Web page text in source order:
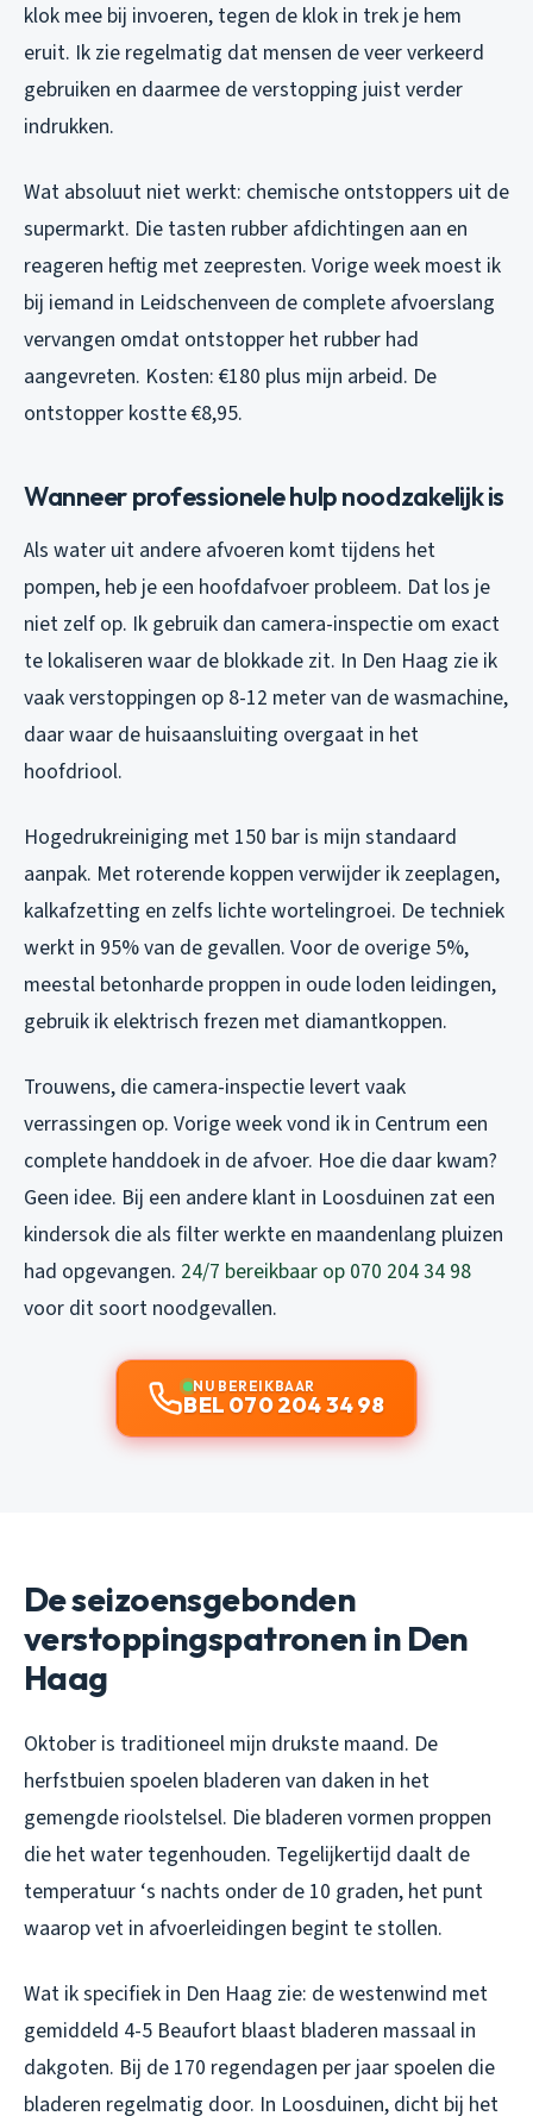
klok mee bij invoeren, tegen de klok in trek je hem
eruit. Ik zie regelmatig dat mensen de veer verkeerd
gebruiken en daarmee de verstopping juist verder
indrukken.
Wat absoluut niet werkt: chemische ontstoppers uit de
supermarkt. Die tasten rubber afdichtingen aan en
reageren heftig met zeepresten. Vorige week moest ik
bij iemand in Leidschenveen de complete afvoerslang
vervangen omdat ontstopper het rubber had
aangevreten. Kosten: €180 plus mijn arbeid. De
ontstopper kostte €8,95.
Wanneer professionele hulp noodzakelijk is
Als water uit andere afvoeren komt tijdens het
pompen, heb je een hoofdafvoer probleem. Dat los je
niet zelf op. Ik gebruik dan camera-inspectie om exact
te lokaliseren waar de blokkade zit. In Den Haag zie ik
vaak verstoppingen op 8-12 meter van de wasmachine,
daar waar de huisaansluiting overgaat in het
hoofdriool.
Hogedrukreiniging met 150 bar is mijn standaard
aanpak. Met roterende koppen verwijder ik zeeplagen,
kalkafzetting en zelfs lichte wortelingroei. De techniek
werkt in 95% van de gevallen. Voor de overige 5%,
meestal betonharde proppen in oude loden leidingen,
gebruik ik elektrisch frezen met diamantkoppen.
Trouwens, die camera-inspectie levert vaak
verrassingen op. Vorige week vond ik in Centrum een
complete handdoek in de afvoer. Hoe die daar kwam?
Geen idee. Bij een andere klant in Loosduinen zat een
kindersok die als filter werkte en maandenlang pluizen
had opgevangen. 24/7 bereikbaar op 070 204 34 98
voor dit soort noodgevallen.
NU BEREIKBAAR
BEL 070 204 34 98
De seizoensgebonden
verstoppingspatronen in Den
Haag
Oktober is traditioneel mijn drukste maand. De
herfstbuien spoelen bladeren van daken in het
gemengde rioolstelsel. Die bladeren vormen proppen
die het water tegenhouden. Tegelijkertijd daalt de
temperatuur ‘s nachts onder de 10 graden, het punt
waarop vet in afvoerleidingen begint te stollen.
Wat ik specifiek in Den Haag zie: de westenwind met
gemiddeld 4-5 Beaufort blaast bladeren massaal in
dakgoten. Bij de 170 regendagen per jaar spoelen die
bladeren regelmatig door. In Loosduinen, dicht bij het